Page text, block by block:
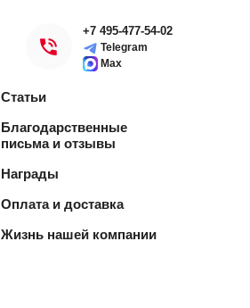
+7 495-477-54-02
Telegram
Max
Статьи
Благодарственные
письма и отзывы
Награды
Оплата и доставка
Жизнь нашей компании